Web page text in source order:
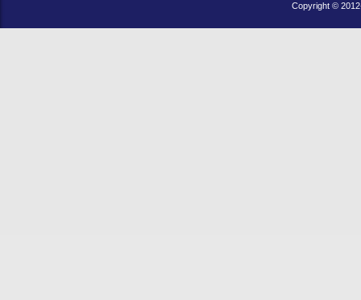
Copyright ©